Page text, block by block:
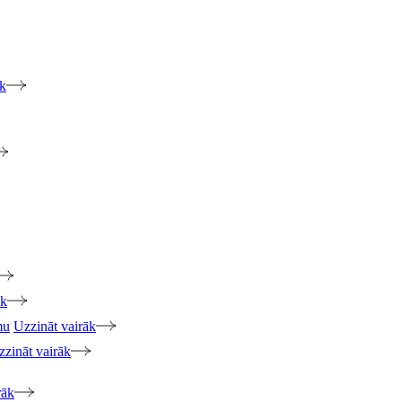
Uzzināt vairāk
vairāk